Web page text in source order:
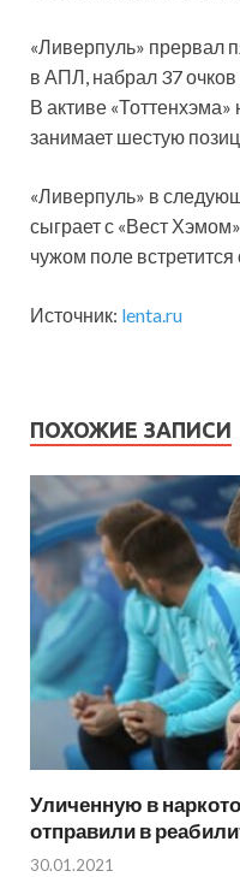
«Ливерпуль» прервал
в АПЛ, набрал 37
В активе
занимает шестую
«Ливерпуль» в
сыграет с «Вест
чужом поле встретится
Источник: lenta.ru
ПОХОЖИЕ ЗАПИСИ
Уличенную в
отправили в
30.01.2021